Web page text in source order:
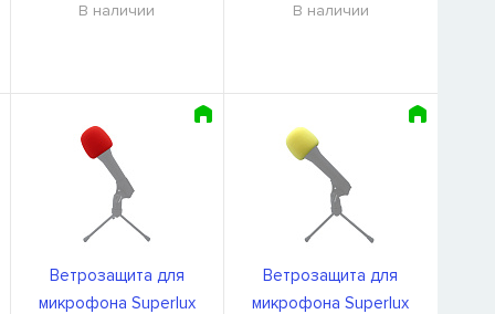
В наличии В наличии
Ветрозащита для
микрофона Superlux
Ветрозащита для
микрофона Superlux